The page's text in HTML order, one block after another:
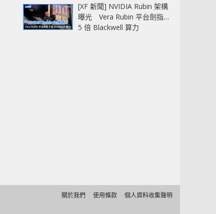
[XF 新聞] NVIDIA Rubin 架構
曝光 Vera Rubin 平台劍指
5 倍 Blackwell 算力
關於我們 使用條款 個人資料收集聲明